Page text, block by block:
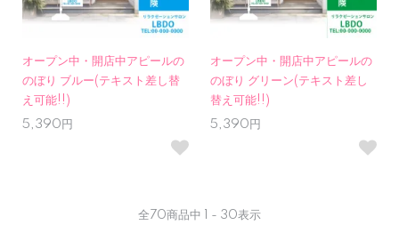
オープン中・開店中アピールの
のぼり ブルー(テキスト差し替
え可能!!)
5,390円
オープン中・開店中アピールの
のぼり グリーン(テキスト差し
替え可能!!)
5,390円
全70商品中 1 - 30表示